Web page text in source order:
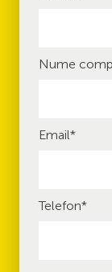
Nume
Email*
Telefon*